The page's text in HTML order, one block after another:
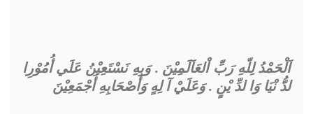
اَلْحَمْدُ لِلّهِ رَبِّ اْلعَاَلَمِيْنَ . وَبِهِ نَسْتَعِيْنُ عَلَي أُمُوْرِا
لدُّ نْيَا وَا لدِّ يْنٍ .وَعَلَيْ آ لِهٍ وَأَصْحَابِهِ أَجْمَعِيْنَ